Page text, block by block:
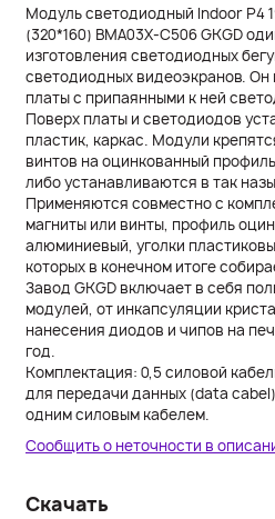
Скачать
Модуль светодиодный Indoor P4
(320*160) BMA03X-C506 GKGD
изготовления светодиодных
светодиодных видеоэкранов. Он
платы с припаянными к ней
Поверх платы и светодиодов
пластик, каркас. Модули
винтов на оцинкованный
либо устанавливаются в так
Применяются совместно с
магниты или винты, профиль
алюминиевый, уголки
которых в конечном итоге
Завод GKGD включает в себя
модулей, от инкапсуляции
нанесения диодов и чипов на
год.
Комплектация: 0,5 силовой
для передачи данных (data
одним силовым кабелем.
Сообщить о неточности в